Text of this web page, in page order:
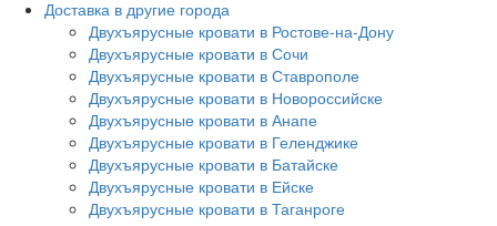
Доставка в другие города
Двухъярусные кровати в Ростове-на-Дону
Двухъярусные кровати в Сочи
Двухъярусные кровати в Ставрополе
Двухъярусные кровати в Новороссийске
Двухъярусные кровати в Анапе
Двухъярусные кровати в Геленджике
Двухъярусные кровати в Батайске
Двухъярусные кровати в Ейске
Двухъярусные кровати в Таганроге